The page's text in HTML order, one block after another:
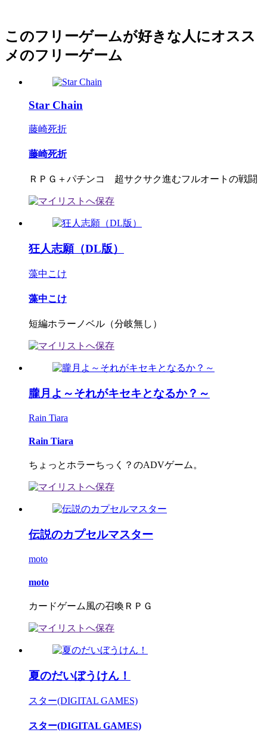
このフリーゲームが好きな人にオスス
メのフリーゲーム
Star Chain
藤崎死折
藤崎死折
ＲＰＧ＋パチンコ 超サクサク進むフルオートの戦闘
狂人志願（DL版）
藻中こけ
藻中こけ
短編ホラーノベル（分岐無し）
朧月よ～それがキセキとなるか？～
Rain Tiara
Rain Tiara
ちょっとホラーちっく？のADVゲーム。
伝説のカプセルマスター
moto
moto
カードゲーム風の召喚ＲＰＧ
夏のだいぼうけん！
スター(DIGITAL GAMES)
スター(DIGITAL GAMES)